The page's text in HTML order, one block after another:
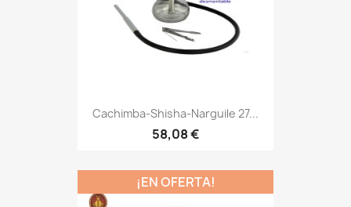
Cachimba-Shisha-Narguile 27...
58,08 €
¡EN OFERTA!